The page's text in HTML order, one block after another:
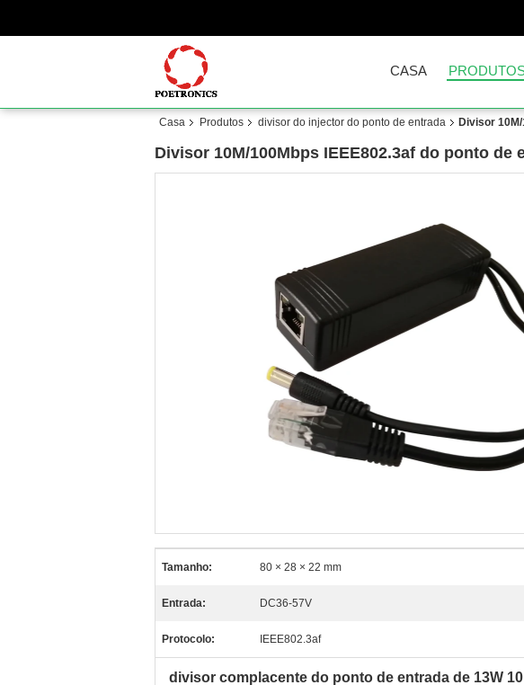
CASA
Casa Produtos divisor do injector do ponto de entrada Divisor
Divisor 10M/100Mbps IEEE802.3af do ponto de
Tamanho: 80 × 28 × 22 mm
Entrada: DC36-57V
Protocolo: IEEE802.3af
divisor complacente do ponto de entrada de 13W